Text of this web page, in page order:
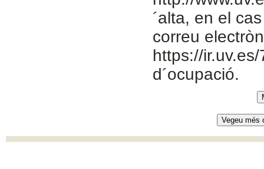
´alta, en el
correu
https://
d´ocupació.